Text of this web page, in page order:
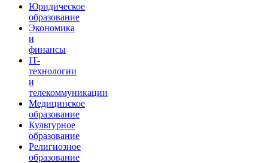
Юридическое
образование
Экономика
и
финансы
IT-
технологии
и
телекоммуникации
Медицинское
образование
Культурное
образование
Религиозное
образование